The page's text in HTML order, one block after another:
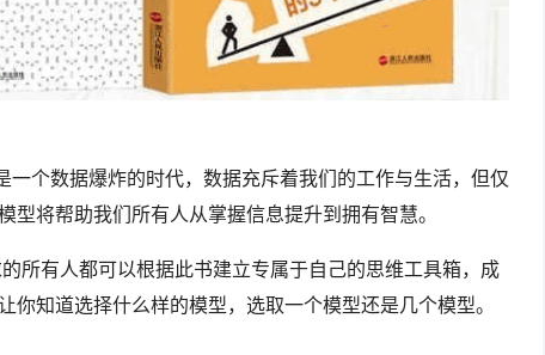
一个数据爆炸的时代，数据充斥着我们的工作与生活，但仅
将帮助我们所有人从掌握信息提升到拥有智慧。
所有人都可以根据此书建立专属于自己的思维工具箱，成
知道选择什么样的模型，选取一个模型还是几个模型。